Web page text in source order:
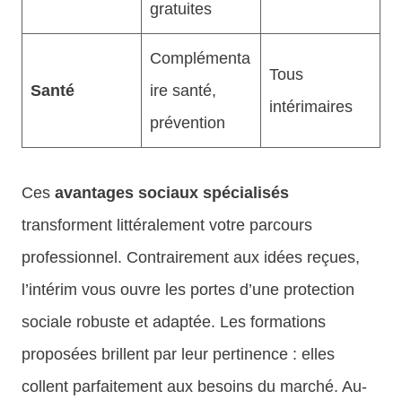
gratuites
Santé
Complémenta
ire santé,
prévention
Tous
intérimaires
Ces avantages sociaux spécialisés
transforment littéralement votre parcours
professionnel. Contrairement aux idées reçues,
l’intérim vous ouvre les portes d’une protection
sociale robuste et adaptée. Les formations
proposées brillent par leur pertinence : elles
collent parfaitement aux besoins du marché. Au-